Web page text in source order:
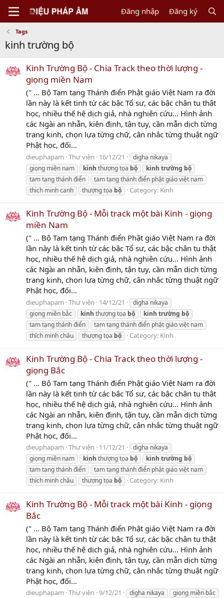
Đăng nhập Đăng ký
Tags
kinh trường bộ
Kinh Trường Bộ - Chia Track theo thời lượng -
giọng miền Nam
(" ... Bộ Tam tạng Thánh điển Phật giáo Việt Nam ra đời
lần này là kết tinh từ các bậc Tổ sư, các bậc chân tu thật
học, nhiều thế hệ dịch giả, nhà nghiên cứu... Hình ảnh
các Ngài an nhẫn, kiên định, tận tụy, cần mẫn dịch từng
trang kinh, chọn lựa từng chữ, cân nhắc từng thuật ngữ
Phật học, đối...
dieuphapam Thư viện 16/12/21
digha nikaya
giọng miền nam
kinh thượng tọa bộ kinh trường bộ
tam tạng thánh điển
tam tạng thánh điển phật giáo việt nam
thich minh canh
thượng tọa bộ Category: Kinh
Kinh Trường Bộ - Mỗi track một bài Kinh - giọng
miền Nam
(" ... Bộ Tam tạng Thánh điển Phật giáo Việt Nam ra đời
lần này là kết tinh từ các bậc Tổ sư, các bậc chân tu thật
học, nhiều thế hệ dịch giả, nhà nghiên cứu... Hình ảnh
các Ngài an nhẫn, kiên định, tận tụy, cần mẫn dịch từng
trang kinh, chọn lựa từng chữ, cân nhắc từng thuật ngữ
Phật học, đối...
dieuphapam Thư viện 14/12/21
digha nikaya
giọng miền bắc
kinh thượng tọa bộ kinh trường bộ
tam tạng thánh điển
tam tạng thánh điển phật giáo việt nam
thích minh châu
thượng tọa bộ Category: Kinh
Kinh Trường Bộ - Chia Track theo thời lượng -
giọng Bắc
(" ... Bộ Tam tạng Thánh điển Phật giáo Việt Nam ra đời
lần này là kết tinh từ các bậc Tổ sư, các bậc chân tu thật
học, nhiều thế hệ dịch giả, nhà nghiên cứu... Hình ảnh
các Ngài an nhẫn, kiên định, tận tụy, cần mẫn dịch từng
trang kinh, chọn lựa từng chữ, cân nhắc từng thuật ngữ
Phật học, đối...
dieuphapam Thư viện 11/12/21
digha nikaya
giọng miền nam
kinh thượng tọa bộ kinh trường bộ
tam tạng thánh điển
tam tạng thánh điển phật giáo việt nam
thích minh châu
thượng tọa bộ Category: Kinh
Kinh Trường Bộ - Mỗi track một bài Kinh - giọng
Bắc
(" ... Bộ Tam tạng Thánh điển Phật giáo Việt Nam ra đời
lần này là kết tinh từ các bậc Tổ sư, các bậc chân tu thật
học, nhiều thế hệ dịch giả, nhà nghiên cứu... Hình ảnh
các Ngài an nhẫn, kiên định, tận tụy, cần mẫn dịch từng
trang kinh, chọn lựa từng chữ, cân nhắc từng thuật ngữ
Phật học, đối...
dieuphapam Thư viện 9/12/21 digha nikaya
giọng miền bắc